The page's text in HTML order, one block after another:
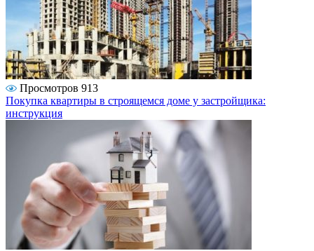
Просмотров 913
Покупка квартиры в строящемся доме у застройщика:
инструкция